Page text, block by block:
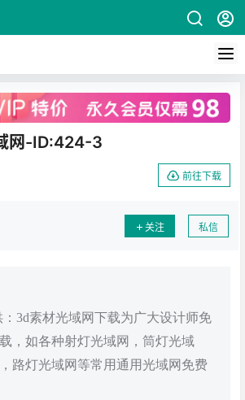
网-ID:424-3
前往下载
关注 私信
3d素材光域网下载为广大设计师免
，如各种射灯光域网，筒灯光域
路灯光域网等常用通用光域网免费